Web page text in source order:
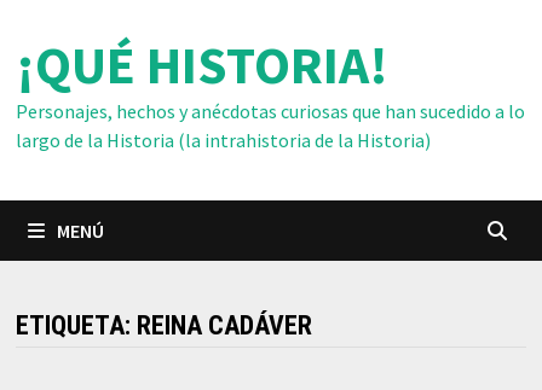
contenido
¡QUÉ HISTORIA!
Personajes, hechos y anécdotas curiosas que han sucedido a lo
largo de la Historia (la intrahistoria de la Historia)
MENÚ
ETIQUETA: REINA CADÁVER